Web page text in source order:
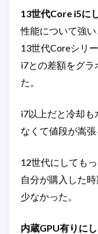
13世代Core i5に
性能について強い
13世代Coreシリ
i7との差額をグラ
た。
i7以上だと冷却
なくて値段が嵩張
12世代にしても
自分が購入した
少なかった。
内蔵GPU有りに